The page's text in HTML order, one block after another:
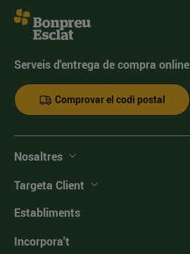
Serveis d'entrega de compra online
Comprovar el codi postal
Nosaltres
Targeta Client
Establiments
Incorpora't